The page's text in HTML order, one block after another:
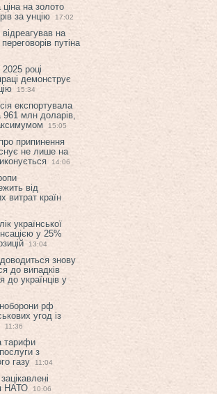
на золото
за унцію
17:02
на
путіна
році
демонструє
15:34
експортувала
млн доларів,
15:05
припинення
не лише на
14:06
від
витрат країн
української
у 25%
13:04
знову
до випадків
до українців у
рф
угод із
11:36
тарифи
з
газу
11:04
НАТО
10:06